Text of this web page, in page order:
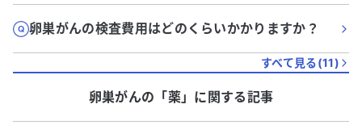
卵巣がんの検査費用はどのくらいかかりますか？
すべて見る(11)
卵巣がんの「薬」に関する記事